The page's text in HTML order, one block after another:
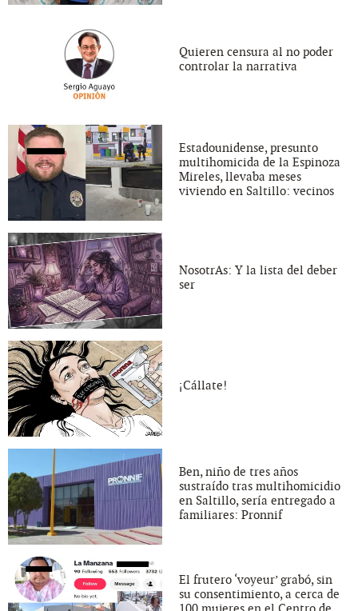
Quieren censura al no poder
controlar la narrativa
Estadounidense, presunto
multihomicida de la Espinoza
Mireles, llevaba meses
viviendo en Saltillo: vecinos
NosotrAs: Y la lista del deber
ser
¡Cállate!
Ben, niño de tres años
sustraído tras multihomicidio
en Saltillo, sería entregado a
familiares: Pronnif
El frutero ‘voyeur’ grabó, sin
su consentimiento, a cerca de